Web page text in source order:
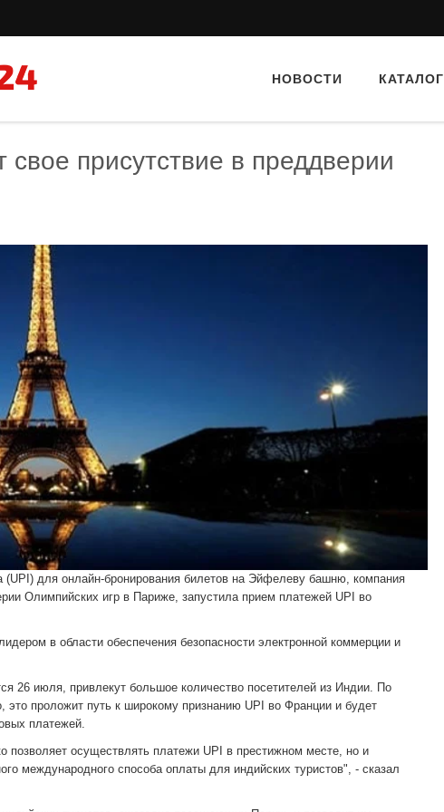
НОВОСТИ КАТАЛОГ
присутствие в преддверии
(UPI) для онлайн-бронирования билетов на Эйфелеву башню, компания
Олимпийских игр в Париже, запустила прием платежей UPI во
в области обеспечения безопасности электронной коммерции и
26 июля, привлекут большое количество посетителей из Индии. По
проложит путь к широкому признанию UPI во Франции и будет
платежей.
осуществлять платежи UPI в престижном месте, но и
международного способа оплаты для индийских туристов", - сказал
Тайный гость: Ресторан “Папараць